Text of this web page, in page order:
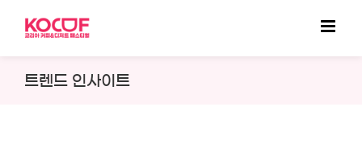
content
트렌드 인사이트